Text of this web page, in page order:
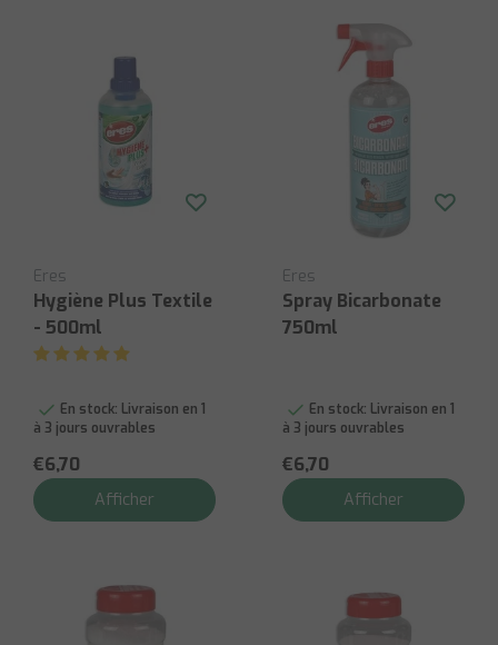
Eres
Hygiène Plus Textile
- 500ml
En stock: Livraison en 1
à 3 jours ouvrables
€6,70
Afficher
Eres
Spray Bicarbonate
750ml
En stock: Livraison en 1
à 3 jours ouvrables
€6,70
Afficher